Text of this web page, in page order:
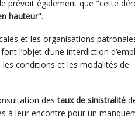
prévoit également que "cette
hauteur".
et les organisations
l’objet d’une interdiction
conditions et les modalités de
destaux de sinistralité
à leur encontre pour un